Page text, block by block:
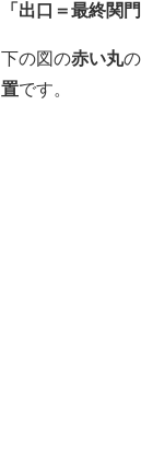
「出口＝最終関門
下の図の赤い丸
置です。